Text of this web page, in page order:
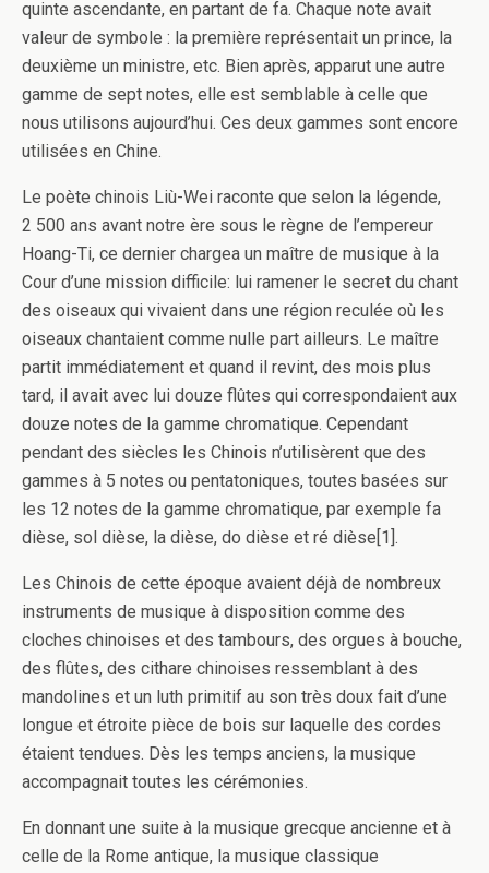
quinte ascendante, en partant de fa. Chaque note avait
valeur de symbole : la première représentait un prince, la
deuxième un ministre, etc. Bien après, apparut une autre
gamme de sept notes, elle est semblable à celle que
nous utilisons aujourd’hui. Ces deux gammes sont encore
utilisées en Chine.
Le poète chinois Liù-Wei raconte que selon la légende,
2 500 ans avant notre ère sous le règne de l’empereur
Hoang-Ti, ce dernier chargea un maître de musique à la
Cour d’une mission difficile: lui ramener le secret du chant
des oiseaux qui vivaient dans une région reculée où les
oiseaux chantaient comme nulle part ailleurs. Le maître
partit immédiatement et quand il revint, des mois plus
tard, il avait avec lui douze flûtes qui correspondaient aux
douze notes de la gamme chromatique. Cependant
pendant des siècles les Chinois n’utilisèrent que des
gammes à 5 notes ou pentatoniques, toutes basées sur
les 12 notes de la gamme chromatique, par exemple fa
dièse, sol dièse, la dièse, do dièse et ré dièse[1].
Les Chinois de cette époque avaient déjà de nombreux
instruments de musique à disposition comme des
cloches chinoises et des tambours, des orgues à bouche,
des flûtes, des cithare chinoises ressemblant à des
mandolines et un luth primitif au son très doux fait d’une
longue et étroite pièce de bois sur laquelle des cordes
étaient tendues. Dès les temps anciens, la musique
accompagnait toutes les cérémonies.
En donnant une suite à la musique grecque ancienne et à
celle de la Rome antique, la musique classique